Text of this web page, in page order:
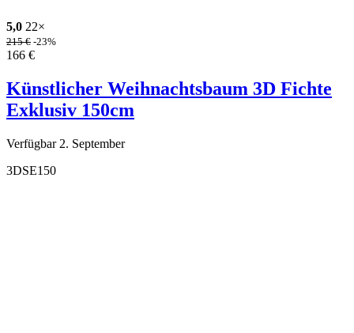
5,0 22×
215€ -23%
166 €
Künstlicher Weihnachtsbaum 3D Fichte
Exklusiv 150cm
Verfügbar 2. September
3DSE150